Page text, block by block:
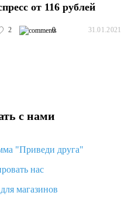
от 116 рублей
2 0 31.01.2021
с нами
"Приведи друга"
нас
магазинов